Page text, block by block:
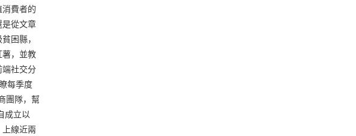
費者的
從文章
困縣，
，並教
社交分
每季度
團隊，幫
成立以
線近兩